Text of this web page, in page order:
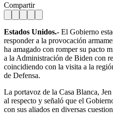
Compartir
Estados Unidos.- El Gobierno
responder a la provocación
ha amagado con romper su pacto
a la Administración de Biden con
coincidiendo con la visita a la
de Defensa.
La portavoz de la Casa Blanca,
al respecto y señaló que el
con sus aliados en diversas